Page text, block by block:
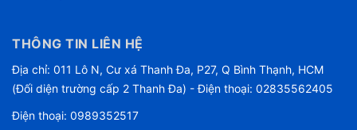
THÔNG TIN LIÊN HỆ
Địa chỉ: 011 Lô N, Cư xá Thanh Đa, P27, Q Bình Thạnh, HCM
(Đối diện trường cấp 2 Thanh Đa) - Điện thoại: 02835562405
Điện thoại: 0989352517